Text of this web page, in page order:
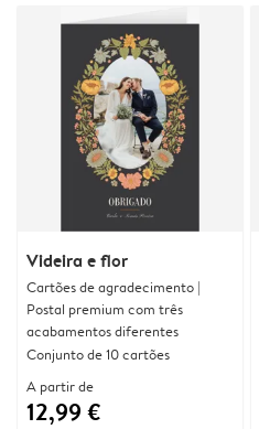
Videira e flor
Cartões de agradecimento |
Postal premium com três
acabamentos diferentes
Conjunto de 10 cartões
A partir de
12,99 €